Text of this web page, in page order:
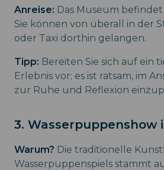
Anreise: Das Museum befindet
Sie können von überall in der
oder Taxi dorthin gelangen.
Tipp: Bereiten Sie sich auf ein
Erlebnis vor; es ist ratsam, im
zur Ruhe und Reflexion
3. Wasserpuppenshow
Warum? Die traditionelle
Wasserpuppenspiels stammt